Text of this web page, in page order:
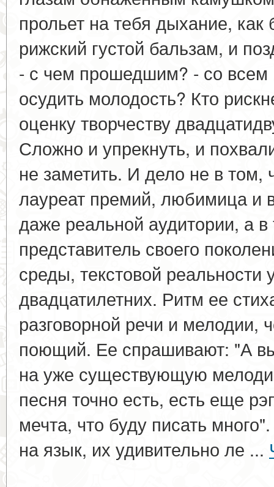
прольет на тебя дыхание,
рижский густой бальзам, и
- с чем прошедшим? - со
осудить молодость? Кто
оценку творчеству
Сложно и упрекнуть, и
не заметить. И дело не в том,
лауреат премий, любимица и
даже реальной аудитории, а в
представитель своего
среды, текстовой
двадцатилетних. Ритм ее
разговорной речи и мелодии,
поющий. Ее спрашивают: "А
на уже существующую
песня точно есть, есть еще
мечта, что буду писать
на язык, их удивительно ле ...